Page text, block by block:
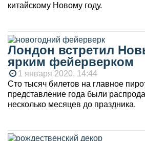
китайскому Новому году.
Лондон встретил
ярким фейерверком
1 января 2020, 14:44
Сто тысяч билетов на главное
представление года были
несколько месяцев до праздника.